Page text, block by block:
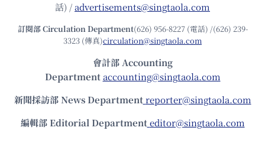
話) /advertisements@singtaola.com
訂閱部 Circulation Department(626) 956-8227 (電話) /(626) 239-
3323 (傳真)circulation@singtaola.com
會計部 Accounting
Department accounting@singtaola.com
新聞採訪部 News Department reporter@singtaola.com
編輯部 Editorial Department editor@singtaola.com